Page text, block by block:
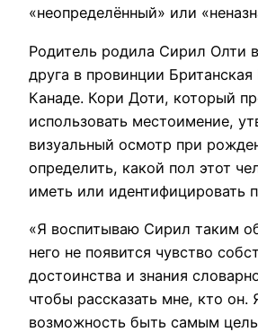
«неопределённый» или
Родитель родила Сирил Олти
друга в провинции
Канаде. Кори Доти, который
использовать местоимение,
визуальный осмотр при
определить, какой пол этот
иметь или идентифицировать
«Я воспитываю Сирил таким
него не появится чувство
достоинства и знания
чтобы рассказать мне, кто он.
возможность быть самым